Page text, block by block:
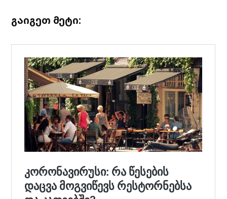
გაიგეთ მეტი: